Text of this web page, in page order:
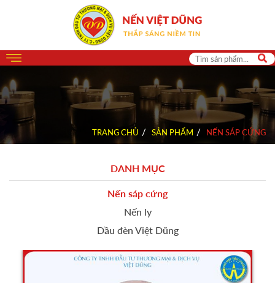
TRANG CHỦ SẢN PHẨM NẾN SÁP CỨNG
DANH MỤC
Nến sáp cứng
Nến ly
Dầu đèn Việt Dũng